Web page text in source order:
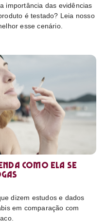
importância das evidências
é testado? Leia nosso
esse cenário.
como ela se
dizem estudos e dados
em comparação com